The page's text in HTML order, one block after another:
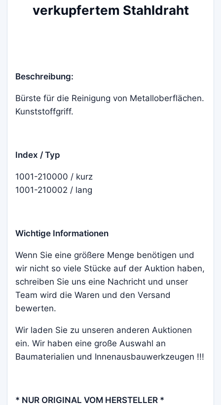
verkupfertem Stahldraht
Beschreibung:
Bürste für die Reinigung von Metalloberflächen.
Kunststoffgriff.
Index / Typ
1001-210000 / kurz
1001-210002 / lang
Wichtige Informationen
Wenn Sie eine größere Menge benötigen und
wir nicht so viele Stücke auf der Auktion haben,
schreiben Sie uns eine Nachricht und unser
Team wird die Waren und den Versand
bewerten.
Wir laden Sie zu unseren anderen Auktionen
ein. Wir haben eine große Auswahl an
Baumaterialien und Innenausbauwerkzeugen !!!
* NUR ORIGINAL VOM HERSTELLER *